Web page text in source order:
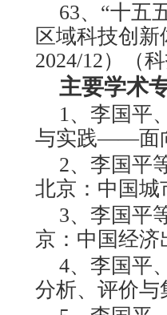
63、“十五
区域科技创新
2024/12）（
主要学术
1、李国平
与实践——面
2、李国平
北京：中国城
3、李国平
京：中国经济
4、李国平
分析、评价与